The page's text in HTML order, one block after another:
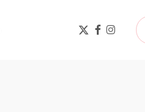
x-
twitter
facebook